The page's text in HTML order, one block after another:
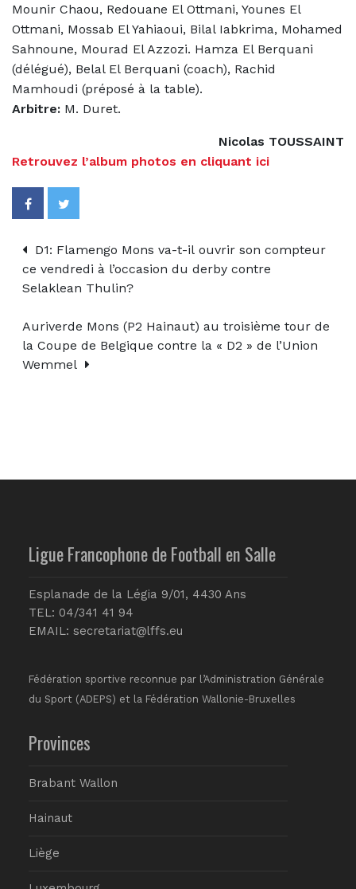
Mounir Chaou, Redouane El Ottmani, Younes El
Ottmani, Mossab El Yahiaoui, Bilal Iabkrima, Mohamed
Sahnoune, Mourad El Azzozi. Hamza El Berquani
(délégué), Belal El Berquani (coach), Rachid
Mamhoudi (préposé à la table).
Arbitre: M. Duret.
Nicolas TOUSSAINT
Retrouvez l’album photos en cliquant ici
D1: Flamengo Mons va-t-il ouvrir son compteur
ce vendredi à l’occasion du derby contre
Selaklean Thulin?
Auriverde Mons (P2 Hainaut) au troisième tour de
la Coupe de Belgique contre la « D2 » de l’Union
Wemmel
Ligue Francophone de Football en Salle
Esplanade de la Légia 9/01, 4430 Ans
TEL: 04/341 41 94
EMAIL: secretariat@lffs.eu
Fédération sportive reconnue par l’Administration Générale
du Sport (ADEPS) et la Fédération Wallonie-Bruxelles
Provinces
Brabant Wallon
Hainaut
Liège